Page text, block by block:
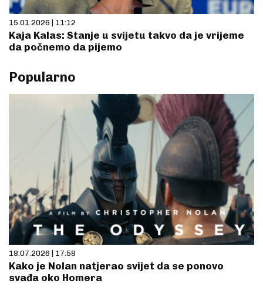
15.01.2026 | 11:12
Kaja Kalas: Stanje u svijetu takvo da je vrijeme
da počnemo da pijemo
Popularno
18.07.2026 | 17:58
Kako je Nolan natjerao svijet da se ponovo
svađa oko Homera